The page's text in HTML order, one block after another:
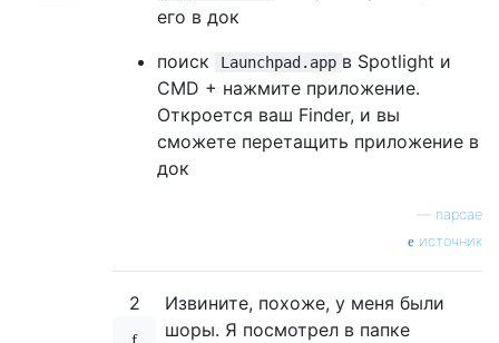
его в док
поиск
Launchpad.app в Spotlight и
CMD + нажмите приложение.
Откроется ваш Finder, и вы
сможете перетащить приложение в
док
napcae
источник
2
Извините, похоже, у меня были
шоры. Я посмотрел в папке